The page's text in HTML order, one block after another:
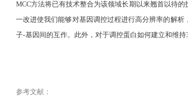
MCC方法将已有技术整合为该领域长期以来翘首以待
一改进使我们能够对基因调控过程进行高分辨率的解
子-基因间的互作。此外，对于调控蛋白如何建立和维
参考文献：